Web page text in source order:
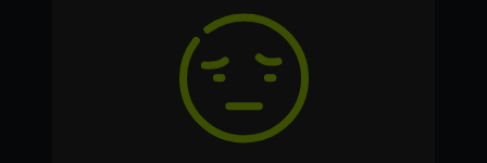
Video card
NVIDIA GeForce GTX 660
Japanese